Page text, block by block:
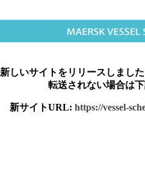
新しいサイトをリリースしまし
転送されない場合は
新サイトURL: https://vessel-